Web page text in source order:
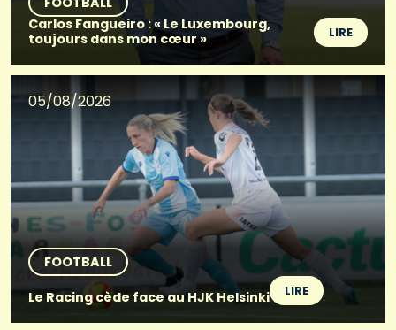
Carlos Fangueiro : « Le Luxembourg,
toujours dans mon cœur »
LIRE
05/08/2026
FOOTBALL
Le Racing cède face au HJK Helsinki
LIRE